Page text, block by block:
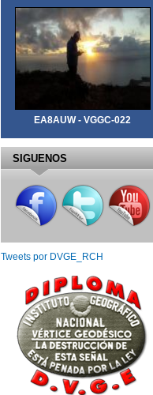
EA8AUW - VGGC-022
SIGUENOS
Tweets por DVGE_RCH